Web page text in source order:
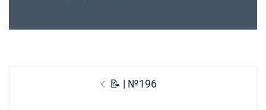
Предыдущая
📝 | №196